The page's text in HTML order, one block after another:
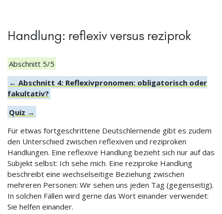
Handlung: reflexiv versus reziprok
Abschnitt 5/5
← Abschnitt 4: Reflexivpronomen: obligatorisch oder
fakultativ?
Quiz →
Für etwas fortgeschrittene Deutschlernende gibt es zudem
den Unterschied zwischen reflexiven und reziproken
Handlungen. Eine reflexive Handlung bezieht sich nur auf das
Subjekt selbst: Ich sehe mich. Eine reziproke Handlung
beschreibt eine wechselseitige Beziehung zwischen
mehreren Personen: Wir sehen uns jeden Tag (gegenseitig).
In solchen Fällen wird gerne das Wort einander verwendet:
Sie helfen einander.